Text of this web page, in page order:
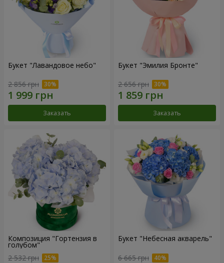
Букет "Лавандовое небо"
2 856 грн
Заказать
Букет "Эмилия Бронте"
2 656 грн
Заказать
Композиция "Гортензия в
голубом"
2 532 грн
Букет "Небесная акварель"
6 665 грн